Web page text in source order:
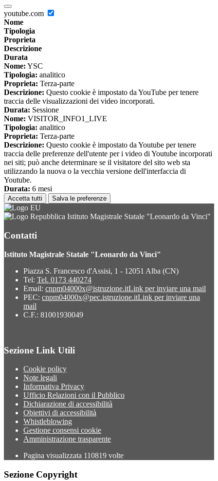
youtube.com
Nome
Tipologia
Proprieta
Descrizione
Durata
Nome: YSC
Tipologia: analitico
Proprieta: Terza-parte
Descrizione: Questo cookie è impostato da YouTube per tenere
traccia delle visualizzazioni dei video incorporati.
Durata: Sessione
Nome: VISITOR_INFO1_LIVE
Tipologia: analitico
Proprieta: Terza-parte
Descrizione: Questo cookie è impostato da Youtube per tenere
traccia delle preferenze dell'utente per i video di Youtube incorporati
nei siti; può anche determinare se il visitatore del sito web sta
utilizzando la nuova o la vecchia versione dell'interfaccia di
Youtube.
Durata: 6 mesi
Accetta tutti Salva le preferenze
Istituto Magistrale Statale "Leonardo da Vinci"
Contatti
Istituto Magistrale Statale "Leonardo da Vinci"
Piazza S. Francesco d'Assisi, 1 - 12051 Alba (CN)
Tel: Tel. 0173 440274
Email: cnpm04000x@istruzione.itLink per inviare una mail
PEC: cnpm04000x@pec.istruzione.itLink per inviare una
mail
C.F.: 81001930049
Sezione Link Utili
Cookie policy
Note legali
Informativa Privacy
Ufficio Relazioni con il Pubblico
Dichiarazione di accessibilità
Obiettivi di accessibilità
Whistleblowing
Gestione consensi cookie
Amministrazione trasparente
Pagina visualizzata 110819 volte
Sezione Copyright